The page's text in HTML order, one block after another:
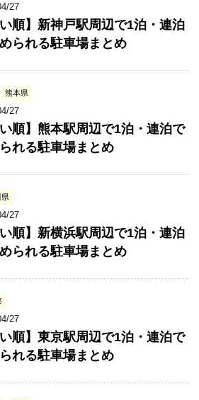
27
い順】新神戸駅周辺で1泊・連泊
られる駐車場まとめ
熊本県
27
い順】熊本駅周辺で1泊・連泊で
れる駐車場まとめ
県
27
い順】新横浜駅周辺で1泊・連泊
られる駐車場まとめ
27
い順】東京駅周辺で1泊・連泊で
れる駐車場まとめ